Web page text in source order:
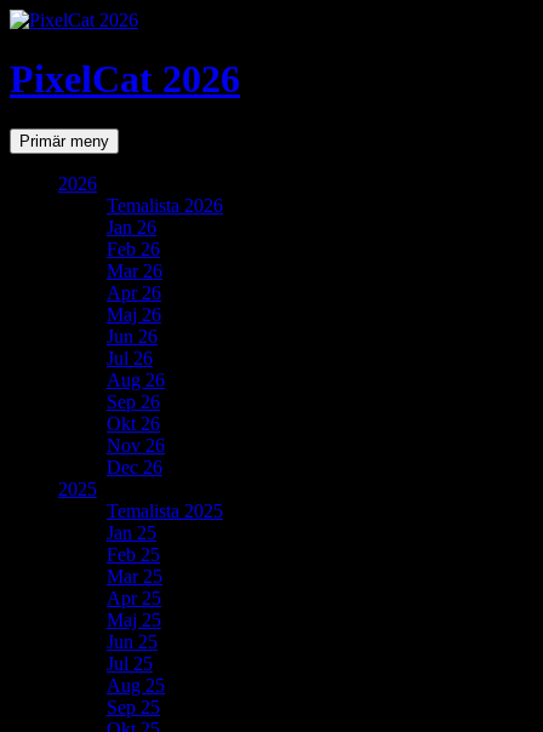
PixelCat 2026
SökPrimär meny Gå
till
2026
Temalista 2026
Jan 26
Feb 26
Mar 26
Apr 26
Maj 26
Jun 26
Jul 26
Aug 26
Sep 26
Okt 26
Nov 26
Dec 26
2025
Temalista 2025
Jan 25
Feb 25
Mar 25
Apr 25
Maj 25
Jun 25
Jul 25
Aug 25
Sep 25